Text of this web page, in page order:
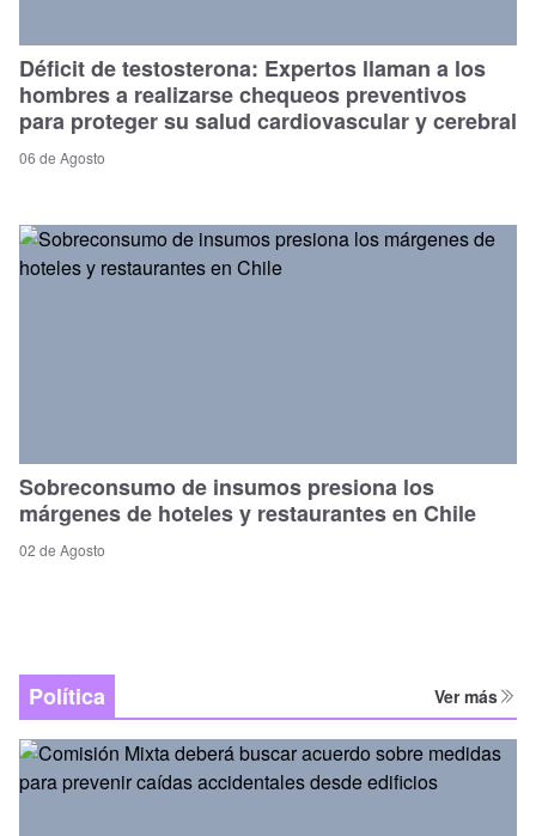
Déficit de testosterona: Expertos llaman a los
hombres a realizarse chequeos preventivos
para proteger su salud cardiovascular y cerebral
06 de Agosto
Sobreconsumo de insumos presiona los
márgenes de hoteles y restaurantes en Chile
02 de Agosto
Política Ver más